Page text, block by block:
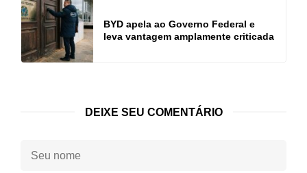
BYD apela ao Governo Federal e
leva vantagem amplamente criticada
DEIXE SEU COMENTÁRIO
Seu
nome: